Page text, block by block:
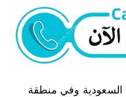
السعودية وفي منطقة